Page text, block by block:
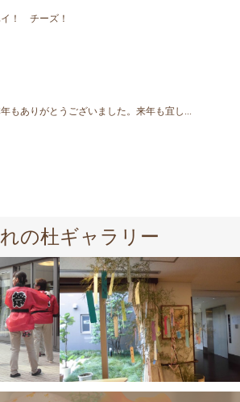
！ チーズ！
もありがとうございました。来年も宜し...
の杜ギャラリー